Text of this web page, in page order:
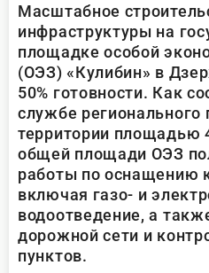
Масштабное
инфраструктуры на
площадке особой
(ОЭЗ) «Кулибин» в
50% готовности. Как
службе регионального
территории площадью
общей площади ОЭЗ
работы по оснащению
включая газо- и
водоотведение, а
дорожной сети и
пунктов.